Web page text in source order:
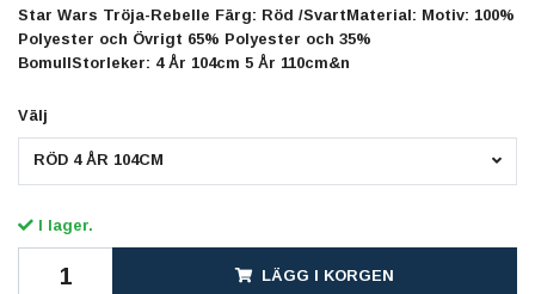
Star Wars Tröja-Rebelle Färg: Röd /SvartMaterial: Motiv: 100%
Polyester och Övrigt 65% Polyester och 35%
BomullStorleker: 4 År 104cm 5 År 110cm&n
Välj
RÖD 4 ÅR 104CM
I lager.
LÄGG I KORGEN